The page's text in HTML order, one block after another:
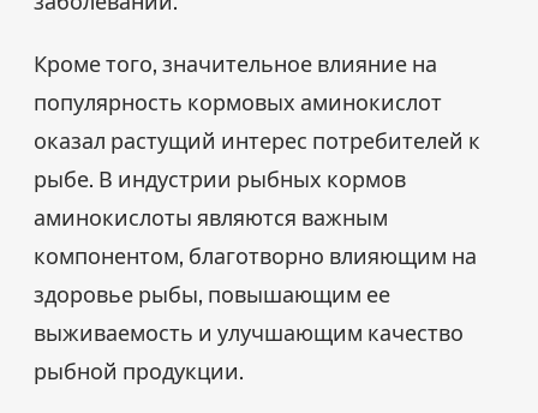
Кроме того, значительное влияние на
популярность кормовых аминокислот
оказал растущий интерес потребителей к
рыбе. В индустрии рыбных кормов
аминокислоты являются важным
компонентом, благотворно влияющим на
здоровье рыбы, повышающим ее
выживаемость и улучшающим качество
рыбной продукции.